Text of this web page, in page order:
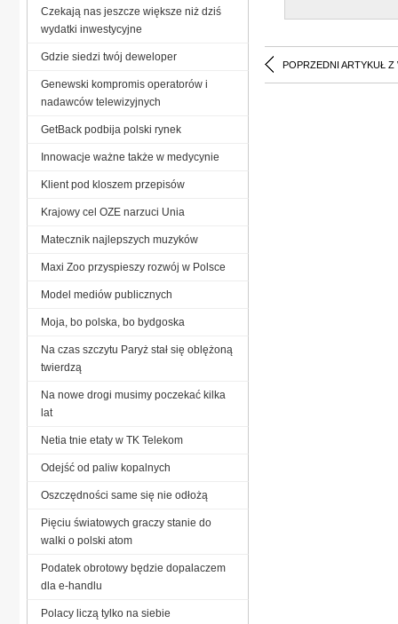
POPRZEDNI ARTYKUŁ Z
Czekają nas jeszcze większe niż dziś
wydatki inwestycyjne
Gdzie siedzi twój deweloper
Genewski kompromis operatorów i
nadawców telewizyjnych
GetBack podbija polski rynek
Innowacje ważne także w medycynie
Klient pod kloszem przepisów
Krajowy cel OZE narzuci Unia
Matecznik najlepszych muzyków
Maxi Zoo przyspieszy rozwój w Polsce
Model mediów publicznych
Moja, bo polska, bo bydgoska
Na czas szczytu Paryż stał się oblężoną
twierdzą
Na nowe drogi musimy poczekać kilka
lat
Netia tnie etaty w TK Telekom
Odejść od paliw kopalnych
Oszczędności same się nie odłożą
Pięciu światowych graczy stanie do
walki o polski atom
Podatek obrotowy będzie dopalaczem
dla e-handlu
Polacy liczą tylko na siebie